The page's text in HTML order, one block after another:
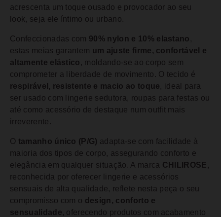
acrescenta um toque ousado e provocador ao seu
look, seja ele íntimo ou urbano.
Confeccionadas com 90% nylon e 10% elastano ,
estas meias garantem um ajuste firme, confortável e
altamente elástico , moldando-se ao corpo sem
comprometer a liberdade de movimento. O tecido é
respirável, resistente e macio ao toque, ideal para
ser usado com lingerie sedutora, roupas para festas ou
até como acessório de destaque num outfit mais
irreverente.
O tamanho único (P/G) adapta-se com facilidade à
maioria dos tipos de corpo, assegurando conforto e
elegância em qualquer situação. A marca CHILIROSE ,
reconhecida por oferecer lingerie e acessórios
sensuais de alta qualidade, reflete nesta peça o seu
compromisso com o design, conforto e
sensualidade, oferecendo produtos com acabamento